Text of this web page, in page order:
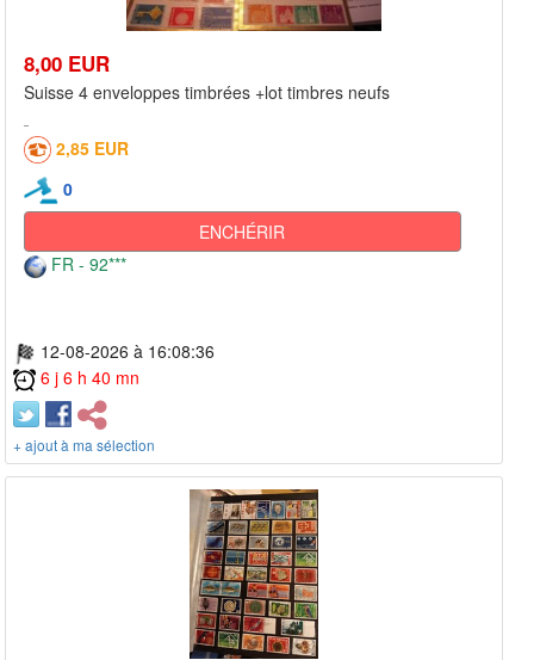
8,00 EUR
Suisse 4 enveloppes timbrées +lot timbres neufs
2,85 EUR
0
ENCHÉRIR
FR - 92***
12-08-2026 à 16:08:36
6 j 6 h 40 mn
+ ajout à ma sélection